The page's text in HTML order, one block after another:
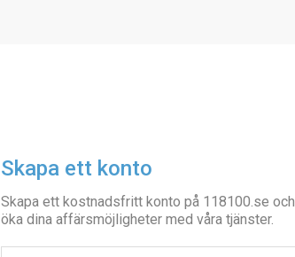
Skapa ett konto
Skapa ett kostnadsfritt konto på 118100.se och
öka dina affärsmöjligheter med våra tjänster.